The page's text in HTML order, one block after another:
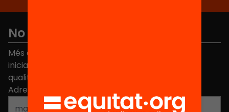
No et perdis res
Més de 40.000 persones ja han triat Equitat. Rep
iniciatives, propostes i projectes per millorar la
qualitat de l'educació a Catalunya.
Adreça electrònica